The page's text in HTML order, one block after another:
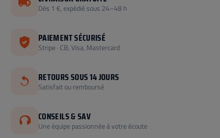
Dès 1 €, expédié sous 24–48 h
PAIEMENT SÉCURISÉ
Stripe · CB, Visa, Mastercard
RETOURS SOUS 14 JOURS
Satisfait ou remboursé
CONSEILS & SAV
Une équipe passionnée à votre écoute